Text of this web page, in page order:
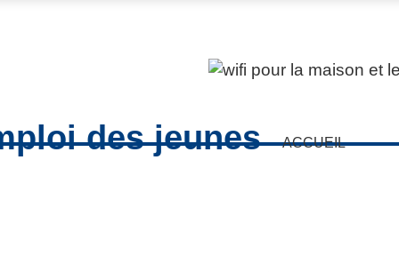
ACCUEIL
des jeunes